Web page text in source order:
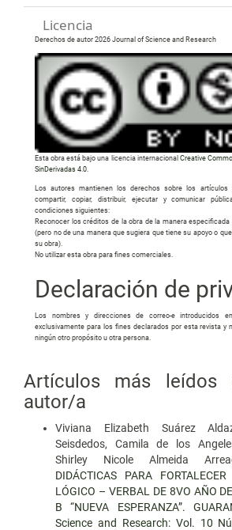
Licencia
Derechos de autor 2026 Journal of Science and Research
Esta obra está bajo una licencia internacionalCreative
SinDerivadas 4.0.
Los autores mantienen los derechos sobre los
compartir, copiar, distribuir, ejecutar y comunicar
condiciones siguientes:
Reconocer los créditos de la obra de la manera
(pero no de una manera que sugiera que tiene su apoyo o
su obra).
No utilizar esta obra para fines comerciales.
Declaración de
Los nombres y direcciones de correo-e introducidos
exclusivamente para los fines declarados por esta revista y
ningún otro propósito u otra persona.
Artículos más leídos
autor/a
Viviana Elizabeth Suárez
Seisdedos, Camila de los
Shirley Nicole Almeida
DIDÁCTICAS PARA
LÓGICO – VERBAL DE 8VO AÑO
B “NUEVA ESPERANZA”.
Science and Research: Vol. 10